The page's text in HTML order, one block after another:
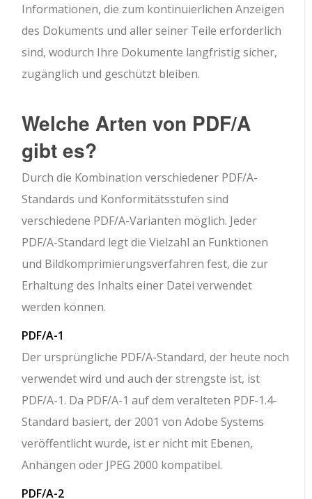
Informationen, die zum kontinuierlichen Anzeigen
des Dokuments und aller seiner Teile erforderlich
sind, wodurch Ihre Dokumente langfristig sicher,
zugänglich und geschützt bleiben.
Welche Arten von PDF/A
gibt es?
Durch die Kombination verschiedener PDF/A-
Standards und Konformitätsstufen sind
verschiedene PDF/A-Varianten möglich. Jeder
PDF/A-Standard legt die Vielzahl an Funktionen
und Bildkomprimierungsverfahren fest, die zur
Erhaltung des Inhalts einer Datei verwendet
werden können.
PDF/A-1
Der ursprüngliche PDF/A-Standard, der heute noch
verwendet wird und auch der strengste ist, ist
PDF/A-1. Da PDF/A-1 auf dem veralteten PDF-1.4-
Standard basiert, der 2001 von Adobe Systems
veröffentlicht wurde, ist er nicht mit Ebenen,
Anhängen oder JPEG 2000 kompatibel.
PDF/A-2